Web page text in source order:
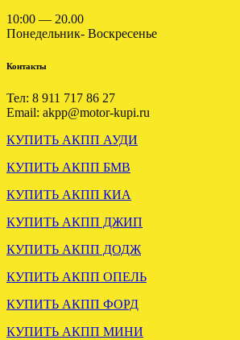
Установлена АКПП МАЗДА
.
ОТПРАВЛЕНА АКПП
МЕРСЕДЕС W211 2.7
722.640
.
10:00 — 20.00
Понедельник- Воскресенье
Контакты
Тел: 8 911 717 86 27
Email: akpp@motor-kupi.ru
КУПИТЬ АКПП АУДИ
КУПИТЬ АКПП БМВ
КУПИТЬ АКПП КИА
КУПИТЬ АКПП ДЖИП
КУПИТЬ АКПП ДОДЖ
КУПИТЬ АКПП ОПЕЛЬ
КУПИТЬ АКПП ФОРД
КУПИТЬ АКПП МИНИ